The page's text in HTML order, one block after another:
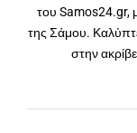
του Samos24.gr,
της Σάμου.
στην